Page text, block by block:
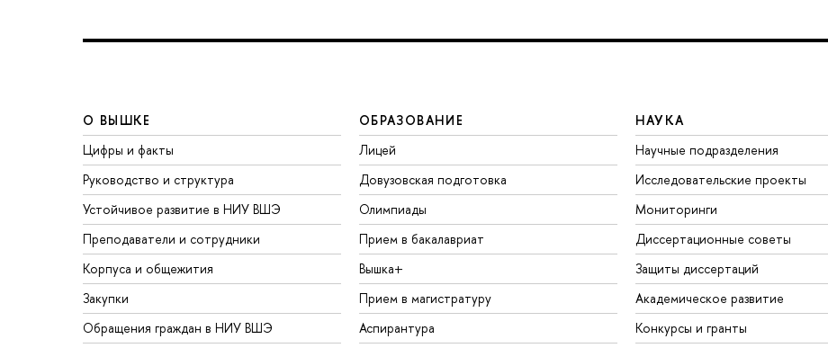
О ВЫШКЕ
Цифры и факты
Руководство и структура
Устойчивое развитие в НИУ ВШЭ
Преподаватели и сотрудники
Корпуса и общежития
Закупки
Обращения граждан в НИУ ВШЭ
ОБРАЗОВАНИЕ
Лицей
Довузовская подготовка
Олимпиады
Прием в бакалавриат
Вышка+
Прием в магистратуру
Аспирантура
НАУКА
Научные подразделения
Исследовательские проекты
Мониторинги
Диссертационные советы
Защиты диссертаций
Академическое развитие
Конкурсы и гранты